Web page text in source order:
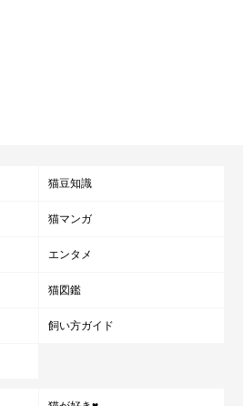
猫豆知識
猫マンガ
エンタメ
猫図鑑
飼い方ガイド